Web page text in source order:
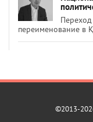
переименование в
©2013-